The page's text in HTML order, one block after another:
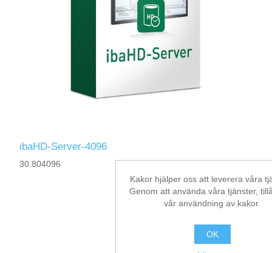
ibaHD-Server-4096
30.804096
Kakor hjälper oss att leverera våra
Genom att använda våra tjänster,
vår användning av kakor.
OK